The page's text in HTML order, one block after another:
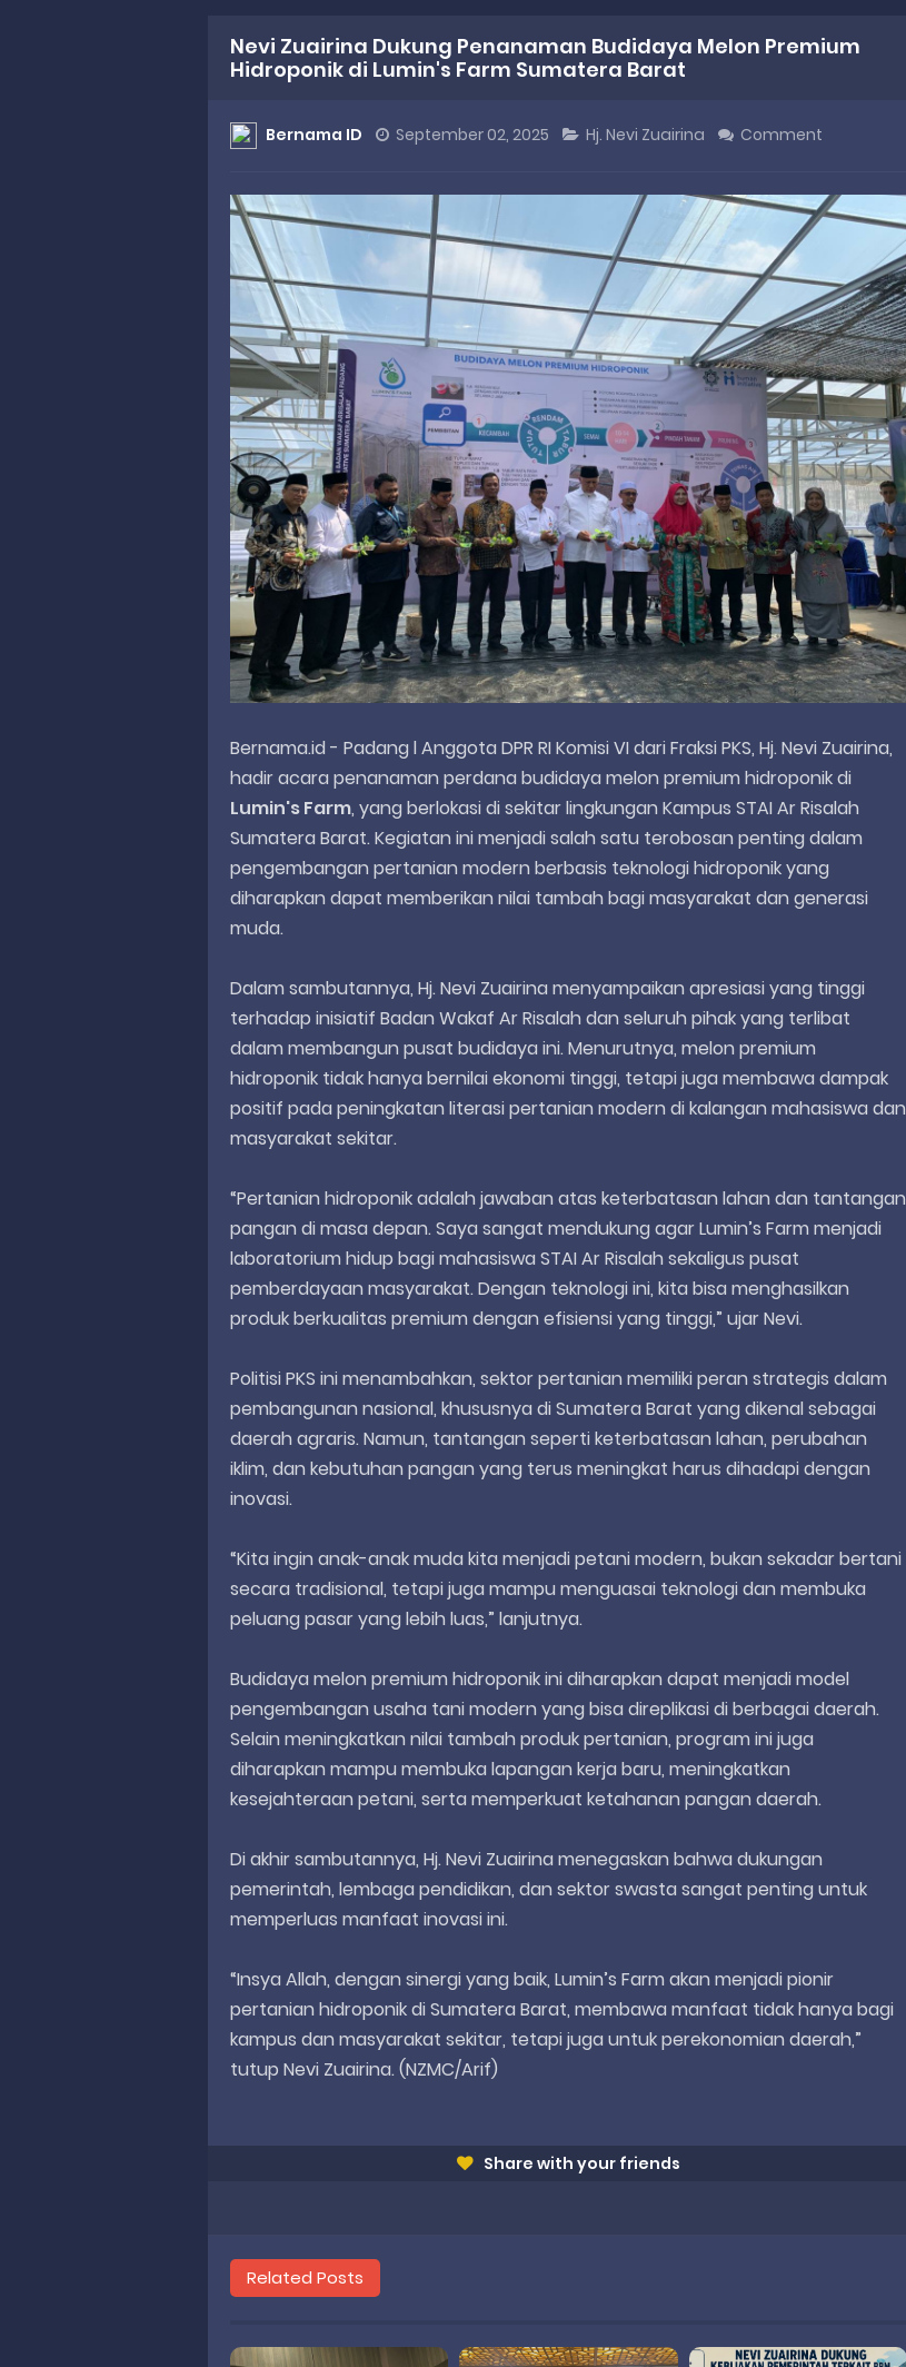
Nevi Zuairina Dukung Penanaman Budidaya Melon Premium
Hidroponik di Lumin's Farm Sumatera Barat
Bernama ID September 02, 2025 Hj. Nevi Zuairina Comment
Bernama.id - Padang l Anggota DPR RI Komisi VI dari Fraksi PKS, Hj. Nevi Zuairina,
hadir acara penanaman perdana budidaya melon premium hidroponik di
Lumin's Farm, yang berlokasi di sekitar lingkungan Kampus STAI Ar Risalah
Sumatera Barat. Kegiatan ini menjadi salah satu terobosan penting dalam
pengembangan pertanian modern berbasis teknologi hidroponik yang
diharapkan dapat memberikan nilai tambah bagi masyarakat dan generasi
muda.
Dalam sambutannya, Hj. Nevi Zuairina menyampaikan apresiasi yang tinggi
terhadap inisiatif Badan Wakaf Ar Risalah dan seluruh pihak yang terlibat
dalam membangun pusat budidaya ini. Menurutnya, melon premium
hidroponik tidak hanya bernilai ekonomi tinggi, tetapi juga membawa dampak
positif pada peningkatan literasi pertanian modern di kalangan mahasiswa dan
masyarakat sekitar.
“Pertanian hidroponik adalah jawaban atas keterbatasan lahan dan tantangan
pangan di masa depan. Saya sangat mendukung agar Lumin’s Farm menjadi
laboratorium hidup bagi mahasiswa STAI Ar Risalah sekaligus pusat
pemberdayaan masyarakat. Dengan teknologi ini, kita bisa menghasilkan
produk berkualitas premium dengan efisiensi yang tinggi,” ujar Nevi.
Politisi PKS ini menambahkan, sektor pertanian memiliki peran strategis dalam
pembangunan nasional, khususnya di Sumatera Barat yang dikenal sebagai
daerah agraris. Namun, tantangan seperti keterbatasan lahan, perubahan
iklim, dan kebutuhan pangan yang terus meningkat harus dihadapi dengan
inovasi.
“Kita ingin anak-anak muda kita menjadi petani modern, bukan sekadar bertani
secara tradisional, tetapi juga mampu menguasai teknologi dan membuka
peluang pasar yang lebih luas,” lanjutnya.
Budidaya melon premium hidroponik ini diharapkan dapat menjadi model
pengembangan usaha tani modern yang bisa direplikasi di berbagai daerah.
Selain meningkatkan nilai tambah produk pertanian, program ini juga
diharapkan mampu membuka lapangan kerja baru, meningkatkan
kesejahteraan petani, serta memperkuat ketahanan pangan daerah.
Di akhir sambutannya, Hj. Nevi Zuairina menegaskan bahwa dukungan
pemerintah, lembaga pendidikan, dan sektor swasta sangat penting untuk
memperluas manfaat inovasi ini.
“Insya Allah, dengan sinergi yang baik, Lumin’s Farm akan menjadi pionir
pertanian hidroponik di Sumatera Barat, membawa manfaat tidak hanya bagi
kampus dan masyarakat sekitar, tetapi juga untuk perekonomian daerah,”
tutup Nevi Zuairina. (NZMC/Arif)
Share with your friends
Related Posts